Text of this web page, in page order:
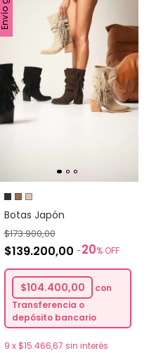
Botas Japón
$139.200,00 -20% OFF
$173.900,00
$104.400,00
con
Transferencia o
depósito bancario
9 x $15.466,67 sin interés